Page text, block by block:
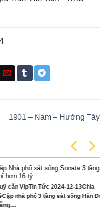
1901 – Nam – Hướng Tây
phố sát sông Sonata 3 tầng
16 tỷ
VipTin Tức 2024-12-13Chia
nhà phố 3 tầng sát sông Hàn Đà